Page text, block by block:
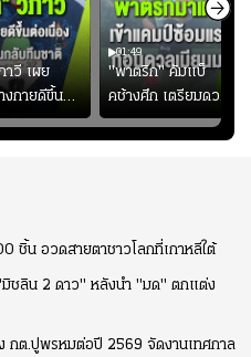
าวี เผย
งกายดีขึ้น
เนื่อง พร้อม
ลงสนามให้
จ
01:49
"พาตริก" คัมแบ็
คช้างศึก เตรียมดวล
เมียนมา อาเซียน คัพ
2026 #ฟุตบอล
ชิ้น อวดสายตาชาวโลกที่เกาหลีใต้
มิชลิน 2 ดาว" หลังนำ "มด" ตกแต่ง
ต.ปูพรหมต่อปี 2569 จัดงานเทศกาล